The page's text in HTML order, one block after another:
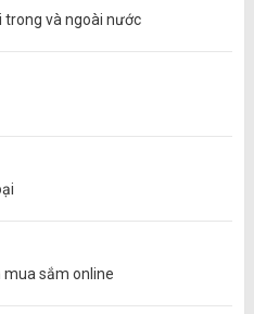
trong và ngoài nước
mua sắm online